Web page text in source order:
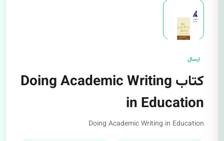
ارسال
کتاب Doing Academic Writing
in Education
Doing Academic Writing in Education